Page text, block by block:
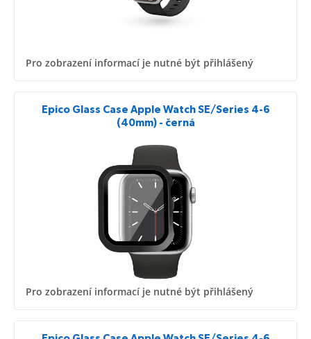
Pro zobrazení informací je nutné být přihlášený
Epico Glass Case Apple Watch SE/Series 4-6
(40mm) - černá
Pro zobrazení informací je nutné být přihlášený